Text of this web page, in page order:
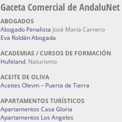
Gaceta Comercial de AndaluNet
ABOGADOS
Abogado Penalista José María Carnero
Eva Roldán Abogada
ACADEMIAS / CURSOS DE FORMACIÓN
Hufeland, Naturismo
ACEITE DE OLIVA
Aceites Olevm – Puerta de Tierra
APARTAMENTOS TURÍSTICOS
Apartamentos Casa Gloria
Apartamentos Los Angeles